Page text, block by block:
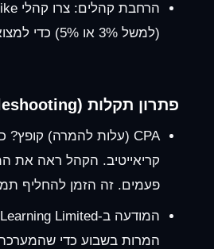
הרחבת קהלים:
(למשל 3% או 5%) כדי למצוא קהל חדש וטרי.
פתרון תקלות (Troubleshooting)
CPA (עלות להמרה) קופץ?
קריאייטיב. הקהל ראה את
פעמים. זה הזמן להחליף
המודעה ב-Learning Limited?
המרות בשבוע כדי